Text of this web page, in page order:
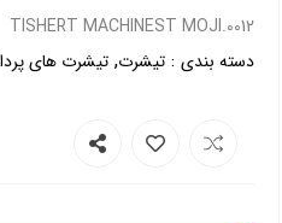
0012.TISHERT MACHINEST MOJI
دسته بندی : تیشرت, تیشرت های